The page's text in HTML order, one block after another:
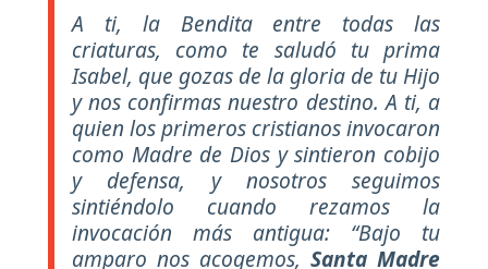
A ti, la Bendita entre todas las
criaturas, como te saludó tu prima
Isabel, que gozas de la gloria de tu Hijo
y nos confirmas nuestro destino. A ti, a
quien los primeros cristianos invocaron
como Madre de Dios y sintieron cobijo
y defensa, y nosotros seguimos
sintiéndolo cuando rezamos la
invocación más antigua: “Bajo tu
amparo nos acogemos, Santa Madre